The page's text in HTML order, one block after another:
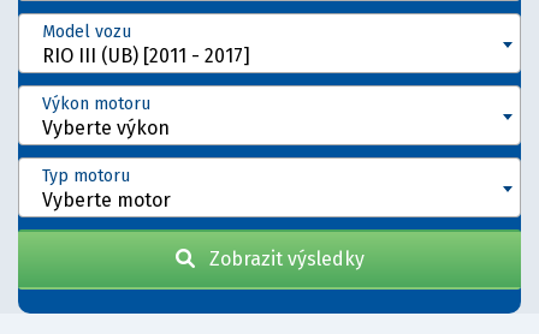
RIO III (UB) [2011 - 2017]
Model vozu
Vyberte výkon
Výkon motoru
Vyberte motor
Typ motoru
Zobrazit výsledky